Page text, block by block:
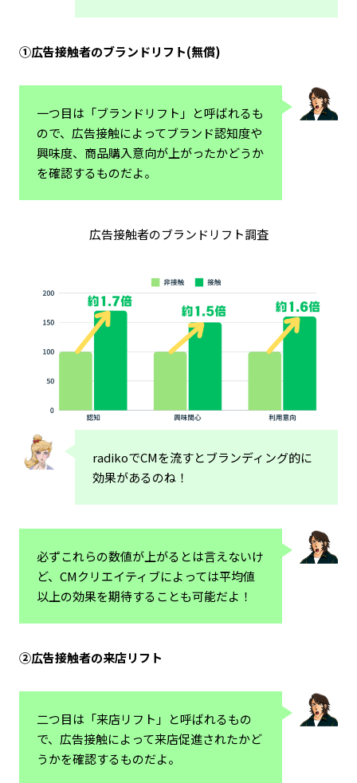
➀広告接触者のブランドリフト(無償)
一つ目は「ブランドリフト」と呼ばれるも
ので、広告接触によってブランド認知度や
興味度、商品購入意向が上がったかどうか
を確認するものだよ。
広告接触者のブランドリフト調査
radikoでCMを流すとブランディング的に
効果があるのね！
必ずこれらの数値が上がるとは言えないけ
ど、CMクリエイティブによっては平均値
以上の効果を期待することも可能だよ！
②広告接触者の来店リフト
二つ目は「来店リフト」と呼ばれるもの
で、広告接触によって来店促進されたかど
うかを確認するものだよ。